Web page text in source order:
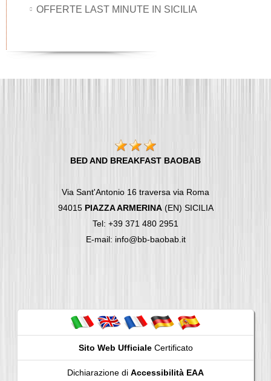
OFFERTE LAST MINUTE IN SICILIA
BED AND BREAKFAST BAOBAB
Via Sant'Antonio 16 traversa via Roma
94015 PIAZZA ARMERINA(EN) SICILIA
Tel: +39 371 480 2951
E-mail: info@bb-baobab.it
Sito Web UfficialeCertificato
Dichiarazione di Accessibilità EAA